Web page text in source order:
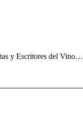
y Escritores del Vino…